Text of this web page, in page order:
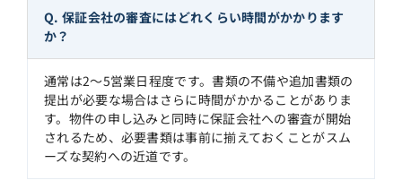
Q. 保証会社の審査にはどれくらい時間がかかります
か？
通常は2〜5営業日程度です。書類の不備や追加書類の
提出が必要な場合はさらに時間がかかることがありま
す。物件の申し込みと同時に保証会社への審査が開始
されるため、必要書類は事前に揃えておくことがスム
ーズな契約への近道です。